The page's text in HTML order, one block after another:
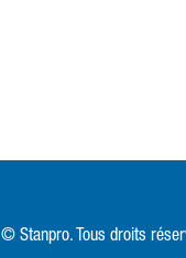
© Stanpro. Tous droits